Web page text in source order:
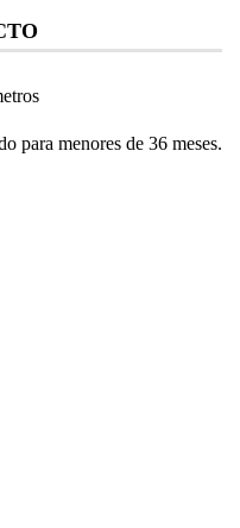
para menores de 36 meses.